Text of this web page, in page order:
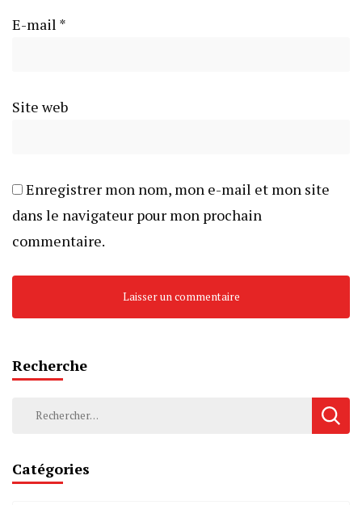
E-mail *
Site web
Enregistrer mon nom, mon e-mail et mon site
dans le navigateur pour mon prochain
commentaire.
Recherche
Rechercher :
Catégories